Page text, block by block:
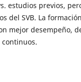
estudios previos,
del SVB. La
mejor desempeño,